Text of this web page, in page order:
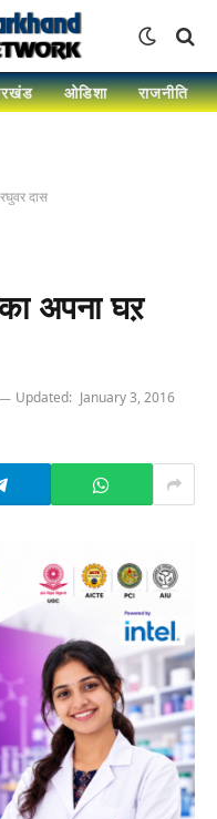
ओडिशा राजनीति
दास
अपना घऱ
Updated: January 3, 2016